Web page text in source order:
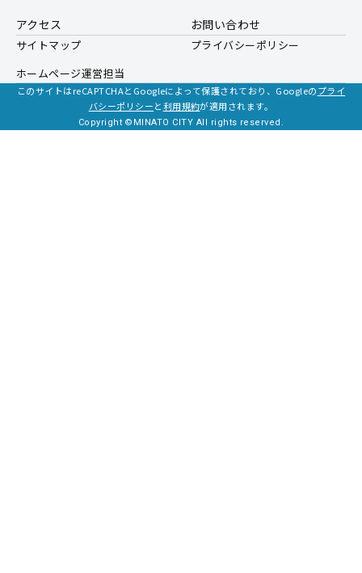
アクセス お問い合わせ
サイトマップ
プライバシーポリシー
ホームページ運営担当
このサイトはreCAPTCHAとGoogleによって保護されており、Googleのプライ
バシーポリシーと利用規約が適用されます。
Copyright ©MINATO CITY All rights reserved.